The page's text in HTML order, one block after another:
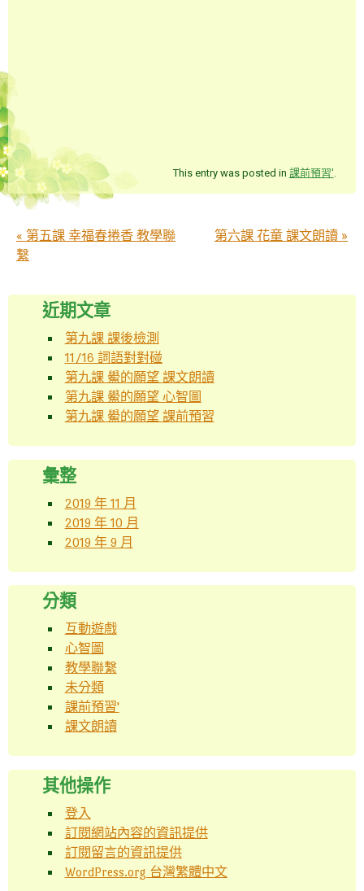
This entry was posted in 課前預習'
Post navigation
« 第五課 幸福春捲香 教學聯
繫
第六課 花童 課文朗讀 »
近期文章
第九課 課後檢測
11/16 詞語對對碰
第九課 鱟的願望 課文朗讀
第九課 鱟的願望 心智圖
第九課 鱟的願望 課前預習
彙整
2019 年 11 月
2019 年 10 月
2019 年 9 月
分類
互動遊戲
心智圖
教學聯繫
未分類
課前預習'
課文朗讀
其他操作
登入
訂閱網站內容的資訊提供
訂閱留言的資訊提供
WordPress.org 台灣繁體中文